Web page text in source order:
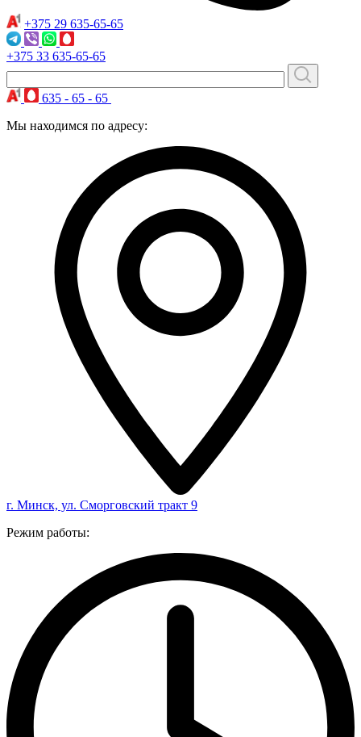
+375 29 635-65-65
+375 33 635-65-65
635 - 65 - 65
Мы находимся по адресу:
г. Минск, ул. Сморговский тракт 9
Режим работы: